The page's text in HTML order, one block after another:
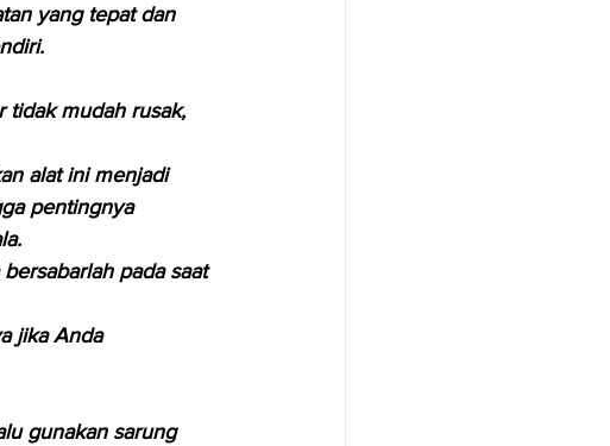
yang tepat dan
tidak mudah rusak,
alat ini menjadi
pentingnya
pada saat
jika Anda
gunakan sarung